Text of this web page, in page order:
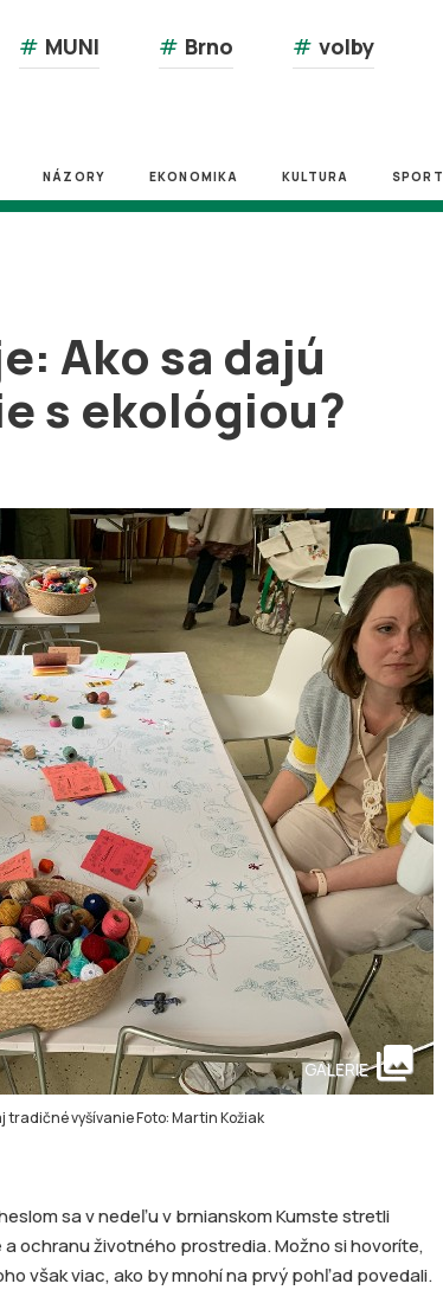
# MUNI # Brno # volby
NÁZORY EKONOMIKA KULTURA SPORT
Ako sa dajú
s ekológiou?
vyšívanie Foto: Martin Kožiak
GALERIE collections
sa v nedeľu v brnianskom Kumste stretli
ochranu životného prostredia. Možno si hovoríte,
však viac, ako by mnohí na prvý pohľad povedali.